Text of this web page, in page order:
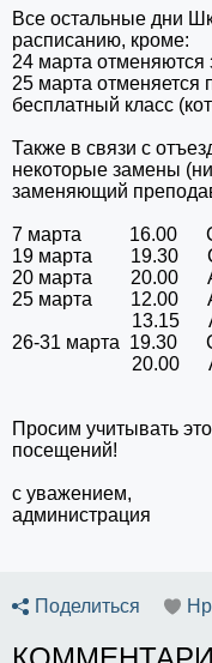
Все остальные дни
расписанию, кроме:
24 марта отменяются
25 марта отменяется
бесплатный класс
Также в связи с
некоторые замены
заменяющий
7 марта 16.00
19 марта 19.30
20 марта 20.00
25 марта 12.00
13.15
26-31 марта 19.30
20.00
Просим учитывать
посещений!
с уважением,
администрация
Поделиться